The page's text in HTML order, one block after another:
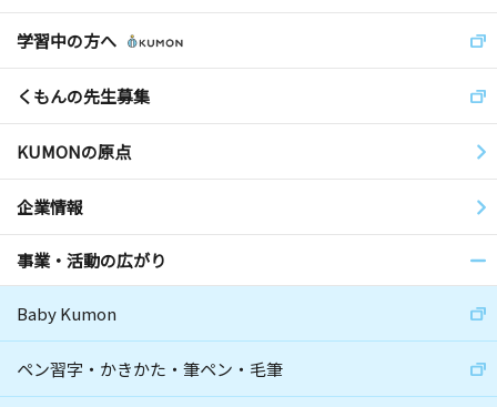
学習中の方へ
くもんの先生募集
KUMONの原点
企業情報
事業・活動の広がり
Baby Kumon
ペン習字・かきかた・筆ペン・毛筆